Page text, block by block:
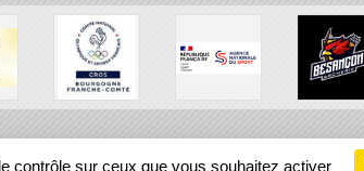
contrôle sur ceux que vous souhaitez activer